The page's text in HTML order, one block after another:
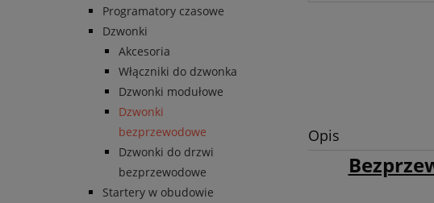
Programatory czasowe
Dzwonki
Akcesoria
Włączniki do dzwonka
Dzwonki modułowe
Dzwonki
bezprzewodowe
Dzwonki do drzwi
bezprzewodowe
Startery w obudowie
Opis